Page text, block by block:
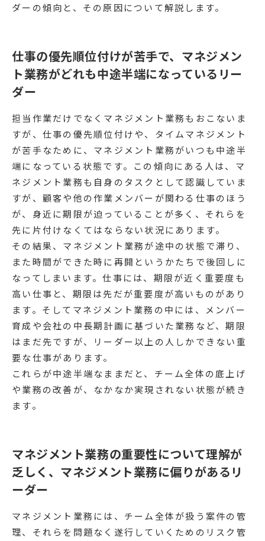
ダーの傾向と、その原因について解説します。
仕事の優先順位付けが苦手で、マネジメン
ト業務がどれも中途半端になっているリー
ダー
担当作業だけでなくマネジメント業務もおこないま
すが、仕事の優先順位付けや、タイムマネジメント
が苦手なために、マネジメント業務がいつも中途半
端になっている状態です。この傾向にある人は、マ
ネジメント業務も自身のタスクとして認識していま
すが、顧客や他の作業メンバーが関わる仕事のほう
が、身近に期限が迫っていることが多く、それらを
先に片付けなくてはならない状況にあります。
その結果、マネジメント業務が途中の状態で滞り、
また時間ができた時に再開というかたちで後回しに
なってしまいます。仕事には、期限が近く重要度も
高い仕事と、期限は先だが重要度が高いものがあり
ます。そしてマネジメント業務の中には、メンバー
育成や会社の中長期計画に基づいた業務など、期限
はまだ先ですが、リーダー以上の人しかできない重
要な仕事があります。
これらが中途半端なままだと、チーム全体の底上げ
や業務の改善が、なかなか実現されない状態が続き
ます。
マネジメント業務の重要性について理解が
乏しく、マネジメント業務に偏りがあるリ
ーダー
マネジメント業務には、チーム全体が扱う案件の管
理、それらを問題なく遂行していくためのリスク管